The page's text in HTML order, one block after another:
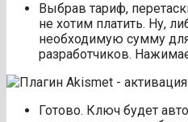
Выбрав тариф,
не хотим платить. Ну,
необходимую сумму
разработчиков.
Готово. Ключ будет